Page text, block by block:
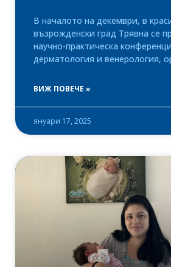
В началото на декември, в
възрожденски град Трявна се
научно-практическа
дерматология и венерология,
ВИЖ ПОВЕЧЕ »
януари 17, 2025